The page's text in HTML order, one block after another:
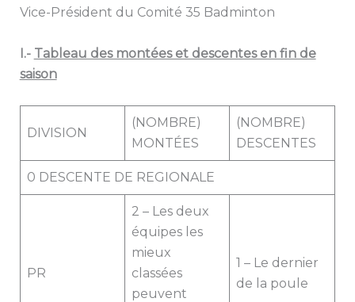
Vice-Président du Comité 35 Badminton
I.- Tableau des montées et descentes en fin de
saison
DIVISION
(NOMBRE)
MONTÉES
(NOMBRE)
DESCENTES
0 DESCENTE DE REGIONALE
PR
2 – Les deux
équipes les
mieux
classées
peuvent
1 – Le dernier
de la poule